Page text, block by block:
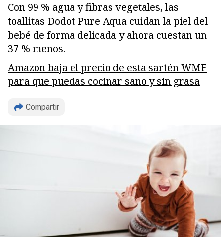
Con 99 % agua y fibras vegetales, las
toallitas Dodot Pure Aqua cuidan la piel del
bebé de forma delicada y ahora cuestan un
37 % menos.
Amazon baja el precio de esta sartén WMF
para que puedas cocinar sano y sin grasa
Compartir